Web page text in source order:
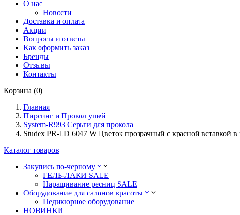
О нас
Новости
Доставка и оплата
Акции
Вопросы и ответы
Как оформить заказ
Бренды
Отзывы
Контакты
Корзина (0)
Главная
Пирсинг и Прокол ушей
System-R993 Серьги для прокола
Studex PR-LD 6047 W Цветок прозрачный с красной вставкой
Каталог товаров
Закупись по-черному
ГЕЛЬ-ЛАКИ SALE
Наращивание ресниц SALE
Оборудование для салонов красоты
Педикюрное оборудование
НОВИНКИ